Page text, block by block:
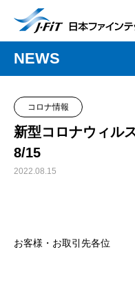
NEWS
コロナ情報
新型コロナウィル
8/15
2022.08.15
お客様・お取引先各位